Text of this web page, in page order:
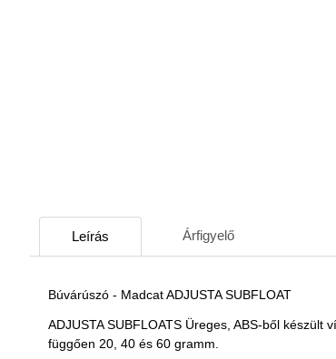
Leírás Árfigyelő
Búvárúszó - Madcat ADJUSTA SUBFLOAT
ADJUSTA SUBFLOATS Üreges, ABS-ből
függően 20, 40 és 60 gramm.